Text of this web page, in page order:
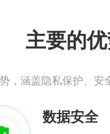
主要的
，涵盖隐私保护、
数据安全